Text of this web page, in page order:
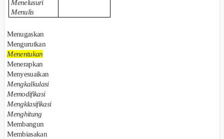
Menelusuri
Menulis
Menugaskan
Mengurutkan
Menentukan
Menerapkan
Menyesuaikan
Mengkalkulasi
Memodifikasi
Mengklasifikasi
Menghitung
Membangun
Membiasakan